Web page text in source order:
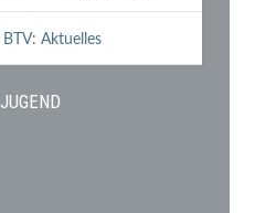
BTV: Aktuelles
JUGEND